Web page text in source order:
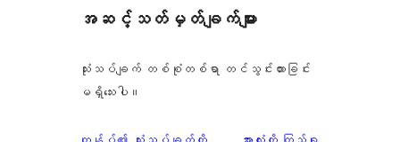
အဆင့်သတ်မှတ်ချက်များ
သုံးသပ်ချက် တစ်စုံတစ်ရာ တင်သွင်းထားခြင်း
မရှိသေးပါ။
သုံးသပ်